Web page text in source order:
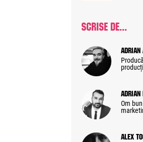
SCRISE DE...
Adrian
Adrian
Om
Alex